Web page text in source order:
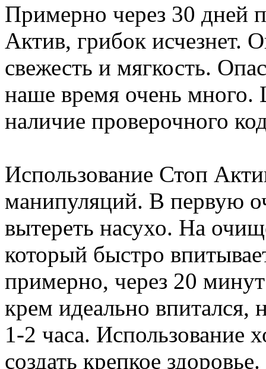
Примерно через 30 дней
Актив, грибок исчезнет.
свежесть и мягкость.
наше время очень много.
наличие проверочного
Использование Стоп
манипуляций. В первую
вытереть насухо. На
который быстро
примерно, через 20
крем идеально впитался,
1-2 часа. Использование
создать крепкое здоровье.